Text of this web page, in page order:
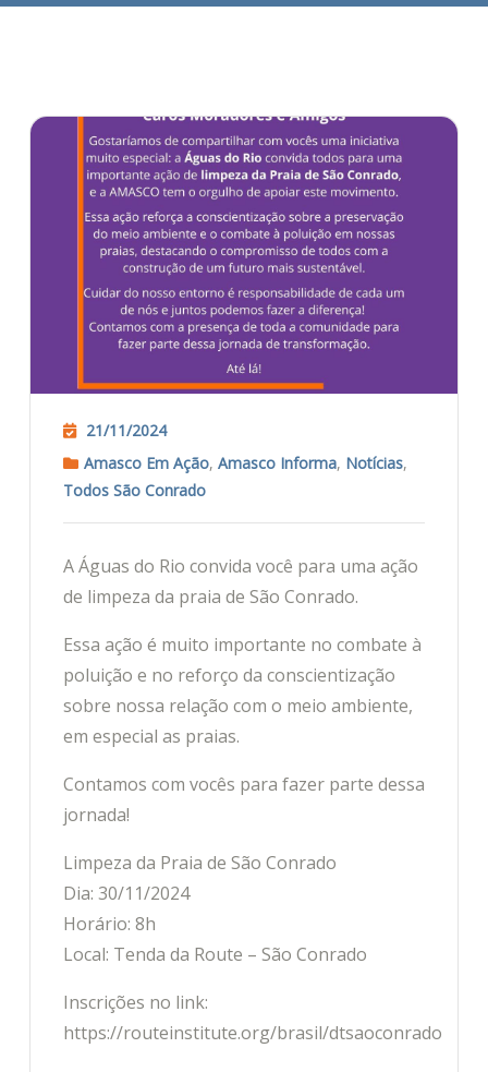
21/11/2024
Amasco Em Ação, Amasco Informa, Notícias,
Todos São Conrado
A Águas do Rio convida você para uma ação
de limpeza da praia de São Conrado.
Essa ação é muito importante no combate à
poluição e no reforço da conscientização
sobre nossa relação com o meio ambiente,
em especial as praias.
Contamos com vocês para fazer parte dessa
jornada!
Limpeza da Praia de São Conrado
Dia: 30/11/2024
Horário: 8h
Local: Tenda da Route – São Conrado
Inscrições no link:
https://routeinstitute.org/brasil/dtsaoconrado